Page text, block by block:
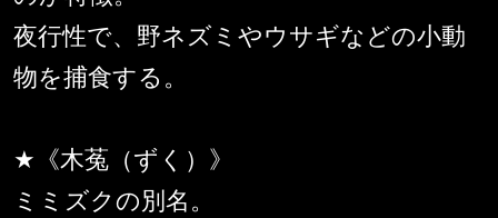
夜行性で、野ネズミやウサギなどの小動
物を捕食する。
★《木菟（ずく）》
ミミズクの別名。